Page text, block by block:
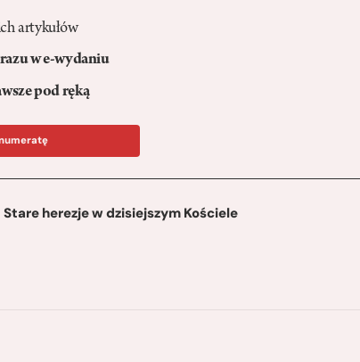
artykułów
w e-wydaniu
pod ręką
Stare herezje w dzisiejszym Kościele